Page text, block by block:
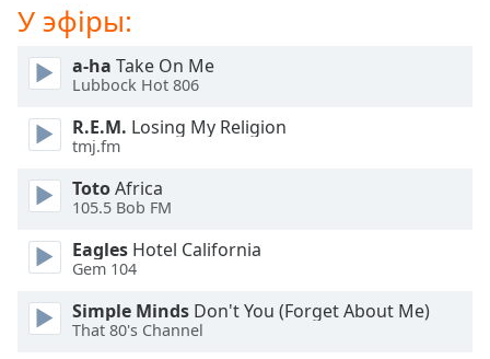
subtitles
settings
opens
subtitles
settings
dialog
subtitles
off
selected
Audio
Track
Picture-
in-
У эфіры:
a-ha Take On Me
Lubbock Hot 806
R.E.M. Losing My Religion
tmj.fm
TotoAfrica
105.5 Bob FM
Eagles Hotel California
Gem 104
Simple Minds Don't You (Forget About Me)
That 80's Channel